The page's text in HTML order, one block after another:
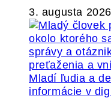
3. augusta 2026
Mladí ľudia a
informácie v